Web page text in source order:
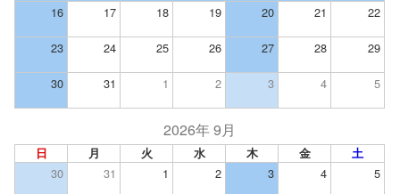
16 17 18 19 20 21 22
23 24 25 26 27 28 29
30 31 1 2 3 4 5
2026年 9月
日 月 火 水 木 金 土
30 31 1 2 3 4 5